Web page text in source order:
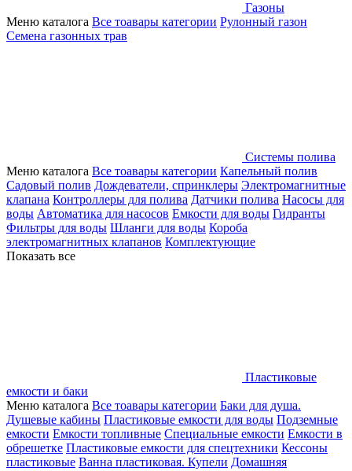
Газоны
Меню каталога Все тоавары категории Рулонный газон
Семена газонных трав
Системы полива
Меню каталога Все тоавары категории Капельный полив
Садовый полив Дождеватели, спринклеры Электромагнитные
клапана Контроллеры для полива Датчики полива Насосы для
воды Автоматика для насосов Емкости для воды Гидранты
Фильтры для воды Шланги для воды Короба
электромагнитных клапанов Комплектующие
Показать все
Пластиковые
емкости и баки
Меню каталога Все тоавары категории Баки для душа.
Душевые кабины Пластиковые емкости для воды Подземные
емкости Емкости топливные Специальные емкости Емкости в
обрешетке Пластиковые емкости для спецтехники Кессоны
пластиковые Ванна пластиковая. Купели Домашняя